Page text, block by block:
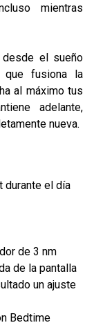
mientras
desde el sueño
fusiona la
al máximo tus
adelante,
nueva.
durante el día
de 3 nm
de la pantalla
un ajuste
Bedtime